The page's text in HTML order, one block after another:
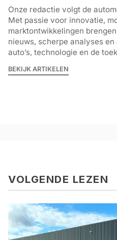
Onze redactie volgt de
Met passie voor innovatie,
marktontwikkelingen
nieuws, scherpe analyses
auto’s, technologie en de
BEKIJK ARTIKELEN
VOLGENDE LEZEN